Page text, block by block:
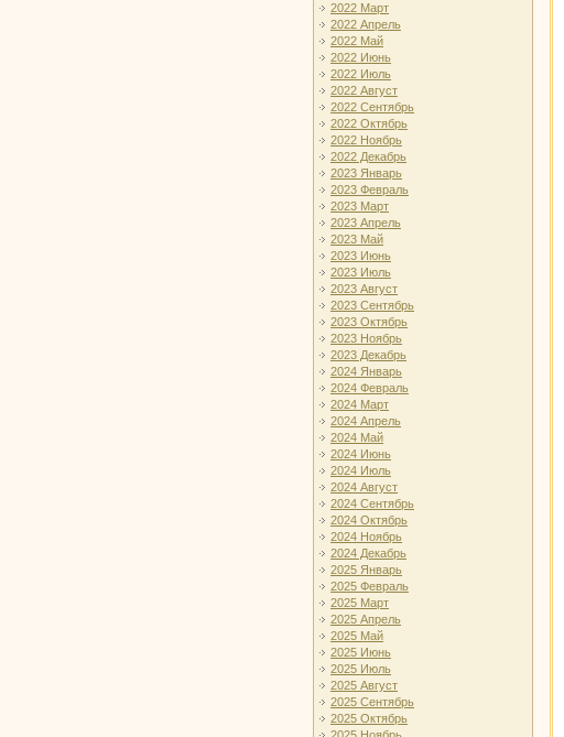
2022 Март
2022 Апрель
2022 Май
2022 Июнь
2022 Июль
2022 Август
2022 Сентябрь
2022 Октябрь
2022 Ноябрь
2022 Декабрь
2023 Январь
2023 Февраль
2023 Март
2023 Апрель
2023 Май
2023 Июнь
2023 Июль
2023 Август
2023 Сентябрь
2023 Октябрь
2023 Ноябрь
2023 Декабрь
2024 Январь
2024 Февраль
2024 Март
2024 Апрель
2024 Май
2024 Июнь
2024 Июль
2024 Август
2024 Сентябрь
2024 Октябрь
2024 Ноябрь
2024 Декабрь
2025 Январь
2025 Февраль
2025 Март
2025 Апрель
2025 Май
2025 Июнь
2025 Июль
2025 Август
2025 Сентябрь
2025 Октябрь